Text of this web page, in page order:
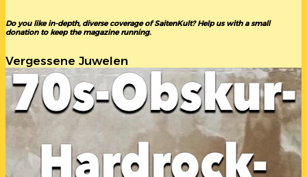
Do you like in-depth, diverse coverage of SaitenKult? Help us with a small
donation to keep the magazine running.
Vergessene Juwelen